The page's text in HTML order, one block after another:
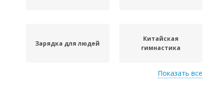
Зарядка для людей
Китайская
гимнастика
Показать все